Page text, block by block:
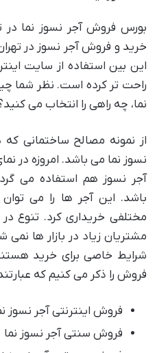
بورس فروش آجر نسوز نما در
خرید و فروش آجر نسوز در
این بین استفاده از سایت
راحت تر کرده است. نظر شما
نما، چه راهی را انتخاب می
از نمونه مصالح ساختمانی
نسوز نما می باشد. امروزه در
آجر نسوز هم استفاده می
باشد. این آجر ها را می توان
مختلفی خریداری کرد.
مشتریان زیاد در بازار ها نمی
شرایط خاصی برای خرید
فروش را ذکر می کنیم که
فروش اینترنتی آجر نسوز
فروش سنتی آجر نسوز نما